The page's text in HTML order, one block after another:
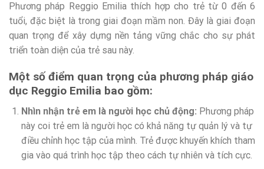
Phương pháp Reggio Emilia thích hợp cho trẻ từ 0 đến 6
tuổi, đặc biệt là trong giai đoạn mầm non. Đây là giai đoạn
quan trọng để xây dựng nền tảng vững chắc cho sự phát
triển toàn diện của trẻ sau này.
Một số điểm quan trọng của phương pháp giáo
dục Reggio Emilia bao gồm:
Nhìn nhận trẻ em là người học chủ động: Phương pháp
này coi trẻ em là người học có khả năng tự quản lý và tự
điều chỉnh học tập của mình. Trẻ được khuyến khích tham
gia vào quá trình học tập theo cách tự nhiên và tích cực.